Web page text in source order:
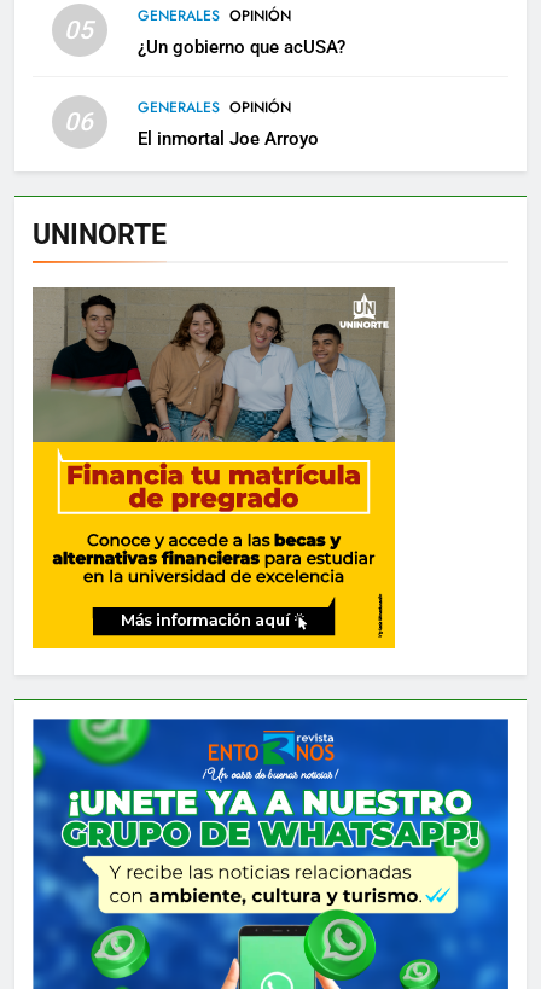
05 GENERALES OPINIÓN
¿Un gobierno que acUSA?
06 GENERALES OPINIÓN
El inmortal Joe Arroyo
UNINORTE